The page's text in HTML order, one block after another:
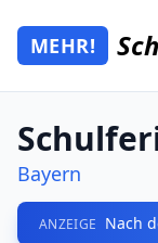
Zum Hauptinhalt
Mehr Schulferien
MEHR!
Bayern
ANZEIGE Nach